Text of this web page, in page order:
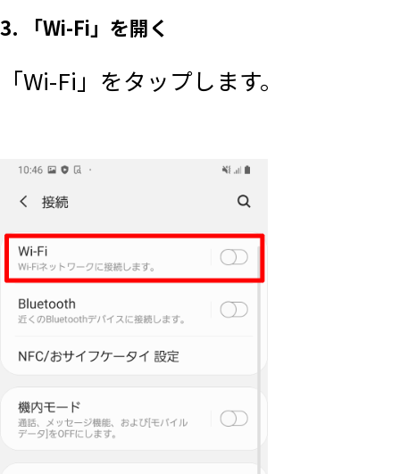
3. 「Wi-Fi」を開く
「Wi-Fi」をタップします。